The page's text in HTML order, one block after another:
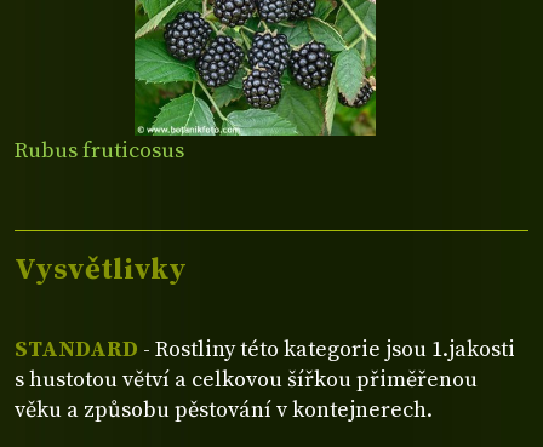
Rubus fruticosus
Vysvětlivky
STANDARD - Rostliny této kategorie jsou 1.jakosti
s hustotou větví a celkovou šířkou přiměřenou
věku a způsobu pěstování v kontejnerech.